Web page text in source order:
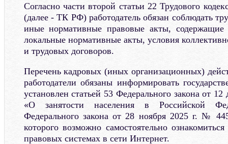
Согласно части второй статьи 22 Трудового
(далее - ТК РФ) работодатель обязан соблюдать
иные нормативные правовые акты, содержащие
локальные нормативные акты, условия
и трудовых договоров.
Перечень кадровых (иных организационных)
работодатели обязаны информировать
установлен статьей 53 Федерального закона от
«О занятости населения в Российской
Федерального закона от 28 ноября 2025 г. №
которого возможно самостоятельно
правовых системах в сети Интернет.